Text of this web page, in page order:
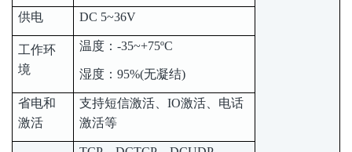
供电 DC 5~36V
工作环
境
温度：-35~+75ºC
湿度：95%(无凝结)
省电和
激活
支持短信激活、IO激活、电话
激活等